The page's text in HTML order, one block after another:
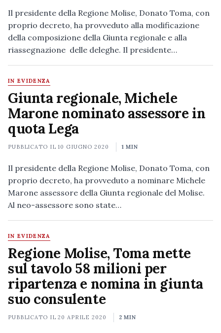
Il presidente della Regione Molise, Donato Toma, con
proprio decreto, ha provveduto alla modificazione
della composizione della Giunta regionale e alla
riassegnazione delle deleghe. Il presidente…
IN EVIDENZA
Giunta regionale, Michele
Marone nominato assessore in
quota Lega
PUBBLICATO IL10 GIUGNO 2020 1 MIN
Il presidente della Regione Molise, Donato Toma, con
proprio decreto, ha provveduto a nominare Michele
Marone assessore della Giunta regionale del Molise.
Al neo-assessore sono state…
IN EVIDENZA
Regione Molise, Toma mette
sul tavolo 58 milioni per
ripartenza e nomina in giunta
suo consulente
PUBBLICATO IL20 APRILE 2020 2 MIN